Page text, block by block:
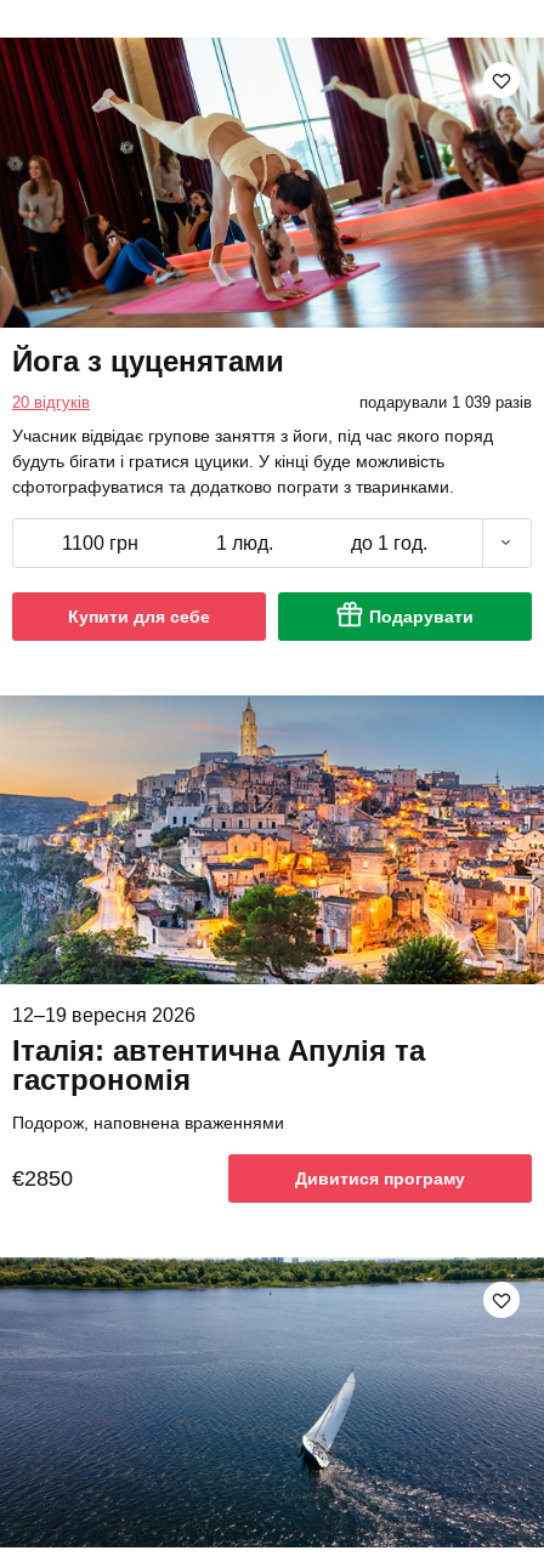
Йога з цуценятами
20 відгуків подарували 1 039 разів
Учасник відвідає групове заняття з йоги, під час якого поряд
будуть бігати і гратися цуцики. У кінці буде можливість
сфотографуватися та додатково пограти з тваринками.
1100 грн 1 люд. до 1 год.
Купити для себе Подарувати
12–19 вересня 2026
Італія: автентична Апулія та
гастрономія
Подорож, наповнена враженнями
€2850 Дивитися програму